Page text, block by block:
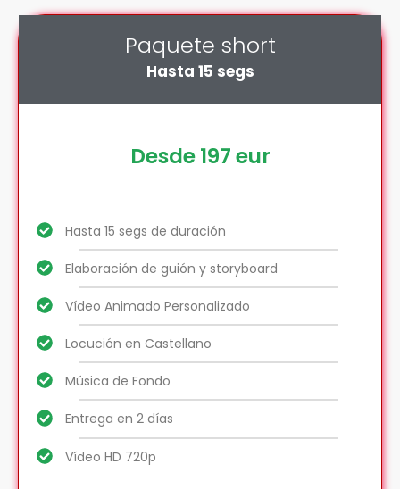
Paquete short
Hasta 15 segs
Desde 197 eur
Hasta 15 segs de duración
Elaboración de guión y storyboard
Vídeo Animado Personalizado
Locución en Castellano
Música de Fondo
Entrega en 2 días
Vídeo HD 720p